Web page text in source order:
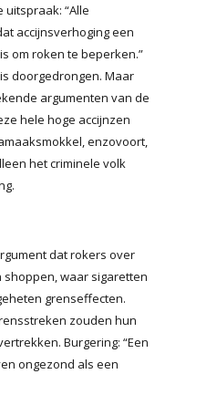
“Alle
accijnsverhoging een
om roken te beperken.”
doorgedrongen. Maar
argumenten van de
hele hoge accijnzen
enzovoort,
het criminele volk
dat rokers over
waar sigaretten
grenseffecten.
zouden hun
Burgering: “Een
ongezond als een